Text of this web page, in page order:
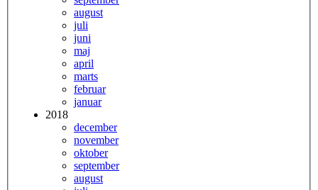
august
juli
juni
maj
april
marts
februar
januar
2018
december
november
oktober
september
august